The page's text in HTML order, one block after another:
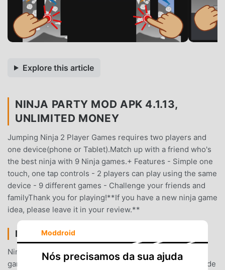
Explore this article
NINJA PARTY MOD APK 4.1.13,
UNLIMITED MONEY
Jumping Ninja 2 Player Games requires two players and
one device(phone or Tablet).Match up with a friend who's
the best ninja with 9 Ninja games.+ Features - Simple one
touch, one tap controls - 2 players can play using the same
device - 9 different games - Challenge your friends and
familyThank you for playing!**If you have a new ninja game
idea, please leave it in your review.**
NINJA PARTY INTRODUÇÃO
Ninja Partyé um jogo popular de arcade que vem
ganhando muitos fãs ao redor do mundo que ama jogos de
Moddroid
Nós precisamos da sua ajuda